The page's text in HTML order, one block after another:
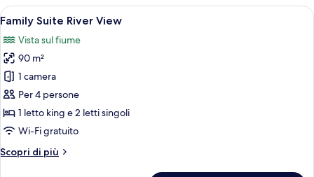
for
4
persons
Apri
tutte
le
foto
per
Family
Suite
River
Una camera d'albergo moderna con
6
Family Suite River View
Vista sul fiume
90 m²
1 camera
Per 4 persone
1 letto king e 2 letti singoli
Wi-Fi gratuito
Scopri di più
Altri